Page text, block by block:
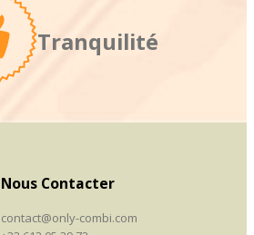
Tranquilité
Nous Contacter
contact@only-combi.com